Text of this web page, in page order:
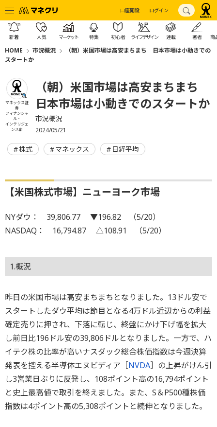
口座開設 ログイン
新着 人気 マーケット 特集 初心者 ライフデザイン 連載 著者 商
HOME 市況概況
（朝）米国市場は高安まちまち 日本市場は小動きでの
スタートか
マネックス証
券
フィナンシャ
ル・
インテリジェ
ンス部
（朝）米国市場は高安まちまち
日本市場は小動きでのスタートか
市況概況
2024/05/21
株式 マネックス 日経平均
【米国株式市場】ニューヨーク市場
NYダウ： 39,806.77 ▼196.82 （5/20）
NASDAQ： 16,794.87 △108.91 （5/20）
1.概況
昨日の米国市場は高安まちまちとなりました。13ドル安で
スタートしたダウ平均は節目となる4万ドル近辺からの利益
確定売りに押され、下落に転じ、終盤にかけ下げ幅を拡大
し前日比196ドル安の39,806ドルとなりました。一方で、ハ
イテク株の比率が高いナスダック総合株価指数は今週決算
発表を控える半導体エヌビディア［NVDA］の上昇がけん引
し3営業日ぶりに反発し、108ポイント高の16,794ポイント
と史上最高値で取引を終えました。また、S＆P500種株価
指数は4ポイント高の5,308ポイントと続伸となりました。